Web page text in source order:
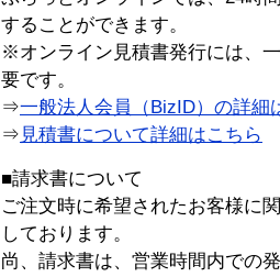
することができます。
※オンライン見積書発行には、
要です。
⇒一般法人会員（BizID）の詳細
⇒ 見積書について詳細はこちら
■請求書について
ご注文時に希望されたお客様に
しております。
尚、請求書は、営業時間内での